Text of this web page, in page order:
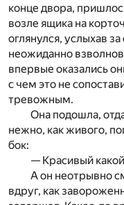
конце двора,
возле ящика на
оглянулся, услыхав
неожиданно
впервые оказались
с чем это не
тревожным.
Она подошла,
нежно, как живого,
бок:
— Красивый
А он неотрывно
вдруг, как